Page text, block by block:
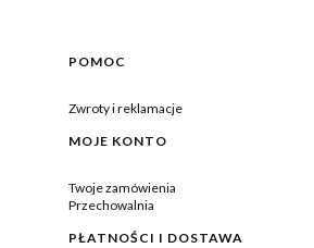
Linki w stopce
POMOC
Zwroty i reklamacje
MOJE KONTO
Twoje zamówienia
Przechowalnia
PŁATNOŚCI I DOSTAWA